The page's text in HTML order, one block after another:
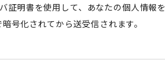
明書を使用して、あなたの個人情報
号化されてから送受信されます。